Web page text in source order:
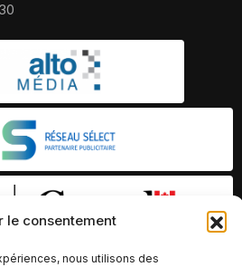
le consentement
nous utilisons des